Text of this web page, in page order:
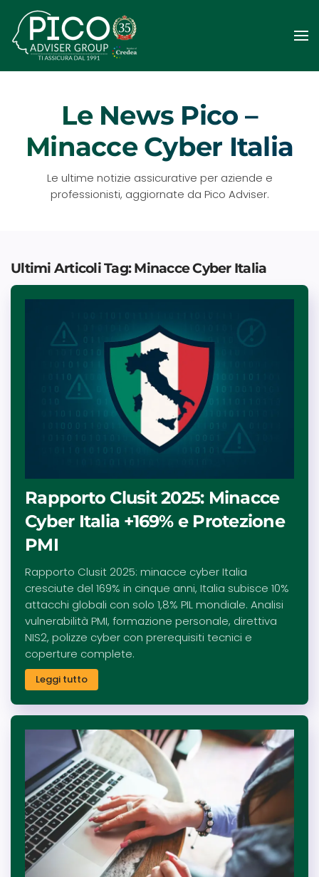
Passa
al
contenuto
Le News Pico –
Minacce Cyber Italia
Le ultime notizie assicurative per aziende e
professionisti, aggiornate da Pico Adviser.
Ultimi Articoli Tag: Minacce Cyber Italia
Rapporto Clusit 2025: Minacce
Cyber Italia +169% e Protezione
PMI
Rapporto Clusit 2025: minacce cyber Italia
cresciute del 169% in cinque anni, Italia subisce 10%
attacchi globali con solo 1,8% PIL mondiale. Analisi
vulnerabilità PMI, formazione personale, direttiva
NIS2, polizze cyber con prerequisiti tecnici e
coperture complete.
Leggi tutto